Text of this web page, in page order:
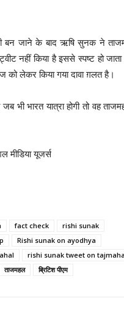
बन जाने के बाद ऋषि सुनक ने
नहीं किया है इससे स्पष्ट हो
को लेकर किया गया दावा ग़लत है।
भी भारत यात्रा होगी तो वह
मीडिया यूजर्स
fact check
rishi sunak
Rishi sunak on ayodhya
rishi sunak tweet on
ताजमहल ब्रिटिश पीएम